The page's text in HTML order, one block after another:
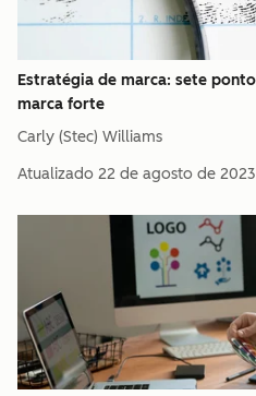
Estratégia de marca: sete
marca forte
Carly (Stec) Williams
Atualizado 22 de agosto de 2023